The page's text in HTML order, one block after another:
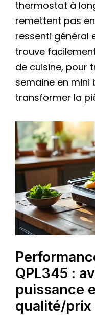
thermostat à
remettent pas en
ressenti général
trouve
de cuisine, pour
semaine en mini
transformer la
QPL345 :
puissance
qualité/prix